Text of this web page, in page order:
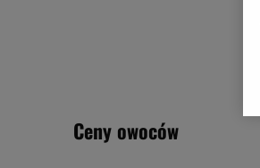
ceny owoców